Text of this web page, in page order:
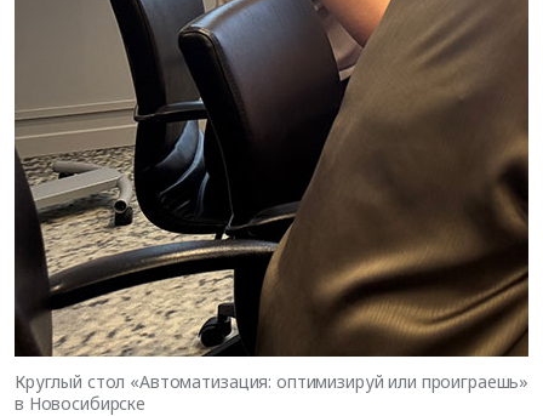
Круглый стол «Автоматизация: оптимизируй или проиграешь»
в Новосибирске